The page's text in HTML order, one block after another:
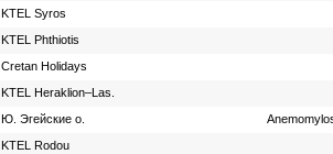
KTEL Syros
ΚΤΕL Phthiotis
Cretan Holidays
KTEL Heraklion–Las.
Ю. Эгейские о.
ΚΤΕL Rodou